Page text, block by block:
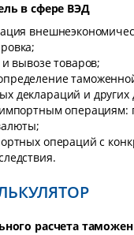
в сфере ВЭД
вывозе товаров;
деклараций и других
операциям:
операций с
расчета